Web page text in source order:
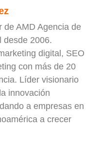
de AMD Agencia de
desde 2006.
digital, SEO
con más de 20
Líder visionario
innovación
a empresas en
a crecer